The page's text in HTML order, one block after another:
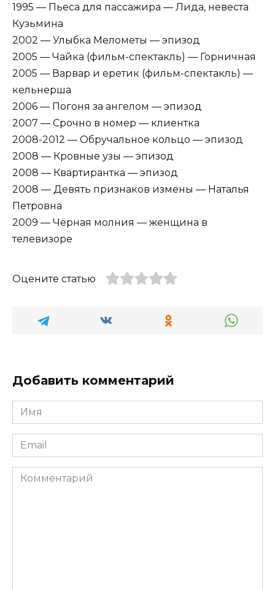
1995 — Пьеса для пассажира — Лида, невеста
Кузьмина
2002 — Улыбка Мелометы — эпизод
2005 — Чайка (фильм-спектакль) — Горничная
2005 — Варвар и еретик (фильм-спектакль) —
кельнерша
2006 — Погоня за ангелом — эпизод
2007 — Срочно в номер — клиентка
2008-2012 — Обручальное кольцо — эпизод
2008 — Кровные узы — эпизод
2008 — Квартирантка — эпизод
2008 — Девять признаков измены — Наталья
Петровна
2009 — Чёрная молния — женщина в
телевизоре
Оцените статью
Добавить комментарий
Имя
*
Email
*
Комментарий